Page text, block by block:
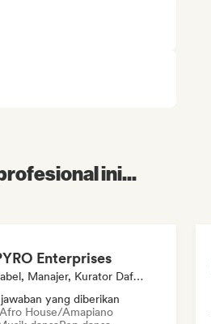
ini...
Enterprises
Label, Manajer, Kurator Daftar Putar, Ahli Suara
yang diberikan
Afro House/Amapiano